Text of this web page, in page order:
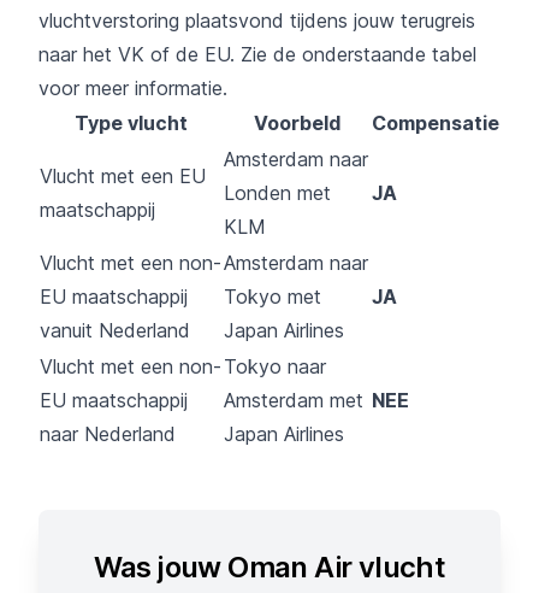
vluchtverstoring plaatsvond tijdens jouw terugreis
naar het VK of de EU. Zie de onderstaande tabel
voor meer informatie.
Type vlucht
Voorbeld Compensatie
Vlucht met een EU
maatschappij
Amsterdam naar
Londen met
KLM
JA
Vlucht met een non-
EU maatschappij
vanuit Nederland
Amsterdam naar
Tokyo met
Japan Airlines
JA
Vlucht met een non-
EU maatschappij
naar Nederland
Tokyo naar
Amsterdam met
Japan Airlines
NEE
Was jouw Oman Air vlucht